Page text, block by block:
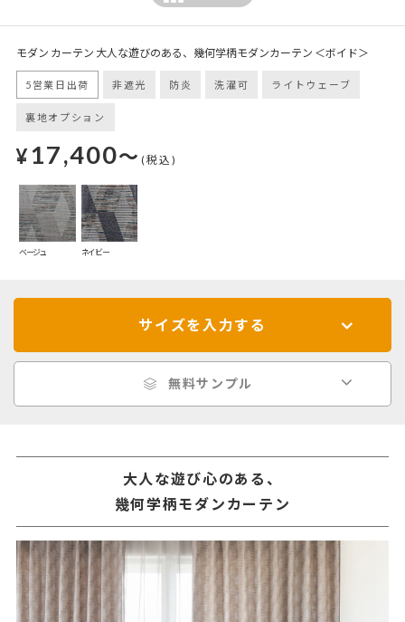
モダン カーテン 大人な遊びのある、幾何学柄モダンカーテン ＜ボイド＞
5営業日出荷 非遮光 防炎 洗濯可 ライトウェーブ
裏地オプション
¥17,400～ (税込)
ベージュ ネイビー
サイズを入力する
無料サンプル
大人な遊び心のある、
幾何学柄モダンカーテン